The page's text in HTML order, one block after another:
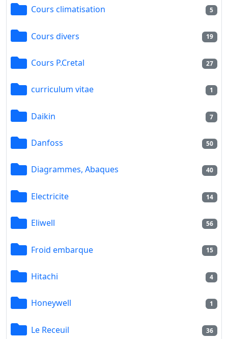
Cours climatisation 5
Cours divers 19
Cours P.Cretal 27
curriculum vitae 1
Daikin 7
Danfoss 50
Diagrammes, Abaques 40
Electricite 14
Eliwell 56
Froid embarque 15
Hitachi 4
Honeywell 1
Le Receuil 36